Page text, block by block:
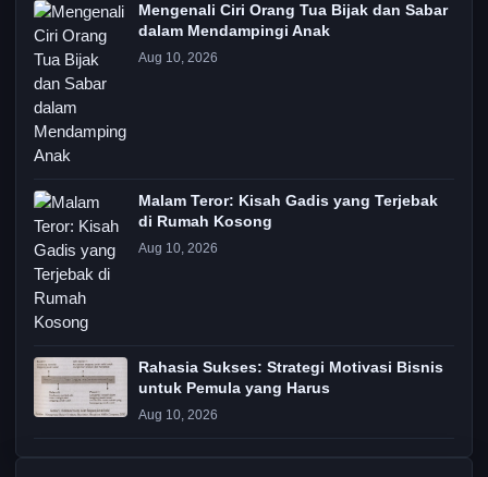
Mengenali Ciri Orang Tua Bijak dan Sabar
dalam Mendampingi Anak
Aug 10, 2026
Malam Teror: Kisah Gadis yang Terjebak
di Rumah Kosong
Aug 10, 2026
Rahasia Sukses: Strategi Motivasi Bisnis
untuk Pemula yang Harus
Aug 10, 2026